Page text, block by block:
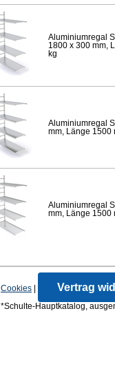
Aluminiumregal
1800 x 300 mm,
kg
Aluminiumregal
mm, Länge 1500
Aluminiumregal
mm, Länge 1500
Cookies Vertrag
*Schulte-Hauptkatalog,